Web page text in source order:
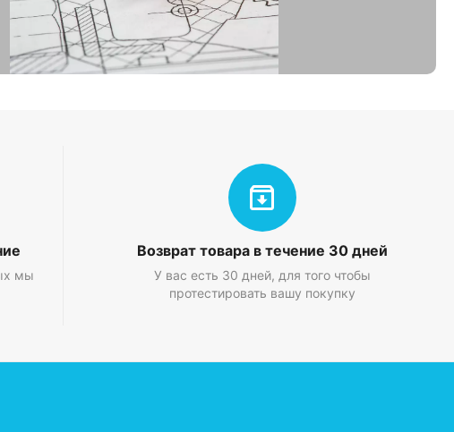
мы
Возврат товара в течение 30 дней
У вас есть 30 дней, для того чтобы
протестировать вашу покупку